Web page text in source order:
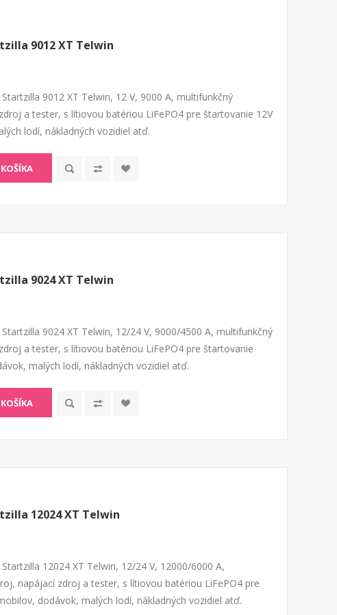
9012 XT Telwin
9012 XT Telwin, 12 V, 9000 A, multifunkčný
a tester, s lítiovou batériou LiFePO4 pre štartovanie 12V
lodí, nákladných vozidiel atď.
9024 XT Telwin
9024 XT Telwin, 12/24 V, 9000/4500 A, multifunkčný
a tester, s lítiovou batériou LiFePO4 pre štartovanie
malých lodí, nákladných vozidiel atď.
12024 XT Telwin
12024 XT Telwin, 12/24 V, 12000/6000 A,
napájací zdroj a tester, s lítiovou batériou LiFePO4 pre
dodávok, malých lodí, nákladných vozidiel atď.